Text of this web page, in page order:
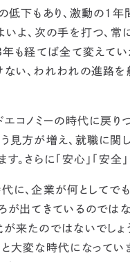
低下もあり、 激動の1年
いよ、次の手を打つ、
年も経てば全て変えて
い、われわれの進路
コノミーの時代に戻り
見方が増え、 就職に関
す。 さらに「安心」「安全
に、企業が何としてで
が出てきているのでは
来たのではないでしょ
大変な時代になってい